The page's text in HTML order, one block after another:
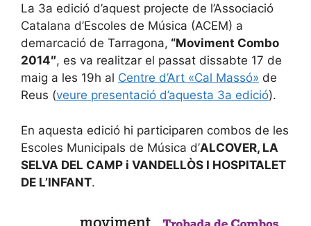
La 3a edició d’aquest projecte de l’Associació
Catalana d’Escoles de Música (ACEM) a
demarcació de Tarragona, “Moviment Combo
2014″, es va realitzar el passat dissabte 17 de
maig a les 19h al Centre d’Art «Cal Massó» de
Reus (veure presentació d’aquesta 3a edició).
En aquesta edició hi participaren combos de les
Escoles Municipals de Música d’ALCOVER, LA
SELVA DEL CAMP i VANDELLÒS I HOSPITALET
DE L’INFANT.